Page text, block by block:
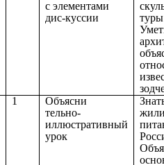
с элементами
дис-куссии
1
Объясни
тельно-
иллюстративный
урок